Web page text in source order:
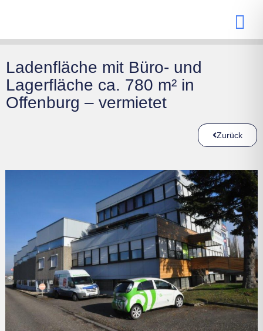
Ladenfläche mit Büro- und
Lagerfläche ca. 780 m² in
Offenburg – vermietet
Zurück